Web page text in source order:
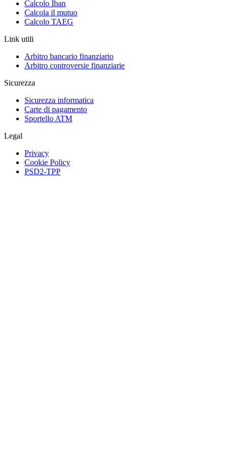
Calcolo Iban
Calcola il mutuo
Calcolo TAEG
Link utili
Arbitro bancario finanziario
Arbitro controversie finanziarie
Sicurezza
Sicurezza informatica
Carte di pagamento
Sportello ATM
Legal
Privacy
Cookie Policy
PSD2-TPP